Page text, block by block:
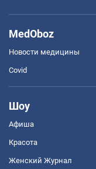
MedOboz
Новости медицины
Covid
Шоу
Афиша
Красота
Женский Журнал